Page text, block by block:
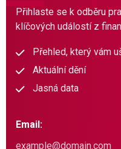
Přihlaste se k odběru
klíčových událostí z
Přehled, který vám
Aktuální dění
Jasná data
Email: